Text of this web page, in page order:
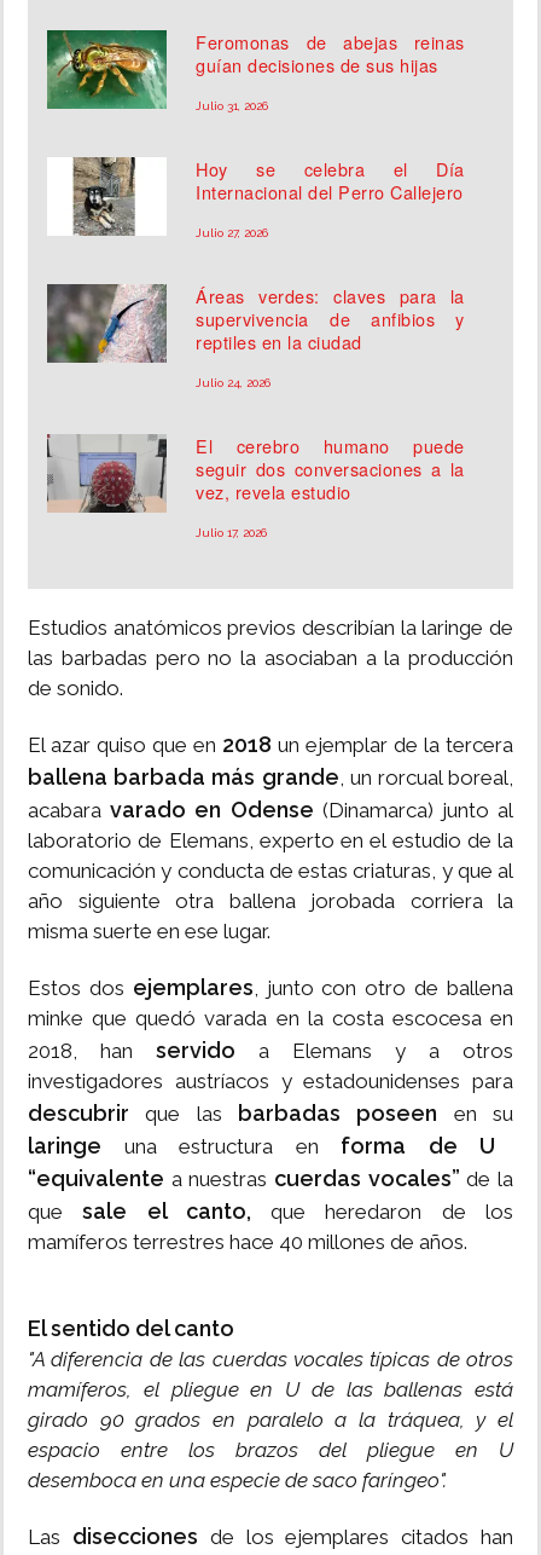
Feromonas de abejas reinas
guían decisiones de sus hijas
Julio 31, 2026
Hoy se celebra el Día
Internacional del Perro Callejero
Julio 27, 2026
Áreas verdes: claves para la
supervivencia de anfibios y
reptiles en la ciudad
Julio 24, 2026
El cerebro humano puede
seguir dos conversaciones a la
vez, revela estudio
Julio 17, 2026
Estudios anatómicos previos describían la laringe de
las barbadas pero no la asociaban a la producción
de sonido.
El azar quiso que en 2018 un ejemplar de la tercera
ballena barbada más grande, un rorcual boreal,
acabaravarado en Odense (Dinamarca) junto al
laboratorio de Elemans, experto en el estudio de la
comunicación y conducta de estas criaturas, y que al
año siguiente otra ballena jorobada corriera la
misma suerte en ese lugar.
Estos dos ejemplares, junto con otro de ballena
minke que quedó varada en la costa escocesa en
2018, han servido a Elemans y a otros
investigadores austríacos y estadounidenses para
descubrir que las barbadas poseen en su
laringe una estructura en forma de U
“equivalente a nuestras cuerdas vocales” de la
quesale el canto,que heredaron de los
mamíferos terrestres hace 40 millones de años.
El sentido del canto
"A diferencia de las cuerdas vocales típicas de otros
mamíferos, el pliegue en U de las ballenas está
girado 90 grados en paralelo a la tráquea, y el
espacio entre los brazos del pliegue en U
desemboca en una especie de saco faríngeo".
Las disecciones de los ejemplares citados han